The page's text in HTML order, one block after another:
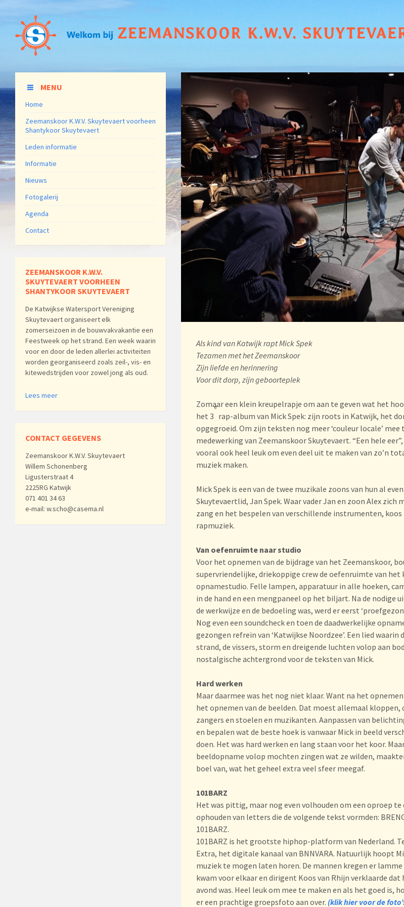
Als kind van Katwijk rapt Mick Spek
Tezamen met het Zeemanskoor
Zijn liefde en herinnering
Voor dit dorp, zijn geboorteplek
Zomaar een klein kreupelrapje om aan te geven wat het
het 3
e
rap-album van Mick Spek: zijn roots in Katwijk, het
opgegroeid. Om zijn teksten nog meer ‘couleur locale’ mee
medewerking van Zeemanskoor Skuytevaert. “Een hele
vooral ook heel leuk om even deel uit te maken van zo’n
muziek maken.
Mick Spek is een van de twee muzikale zoons van hun al
Skuytevaertlid, Jan Spek. Waar vader Jan en zoon Alex zich
zang en het bespelen van verschillende instrumenten, koos
rapmuziek.
Van oefenruimte naar studio
Voor het opnemen van de bijdrage van het Zeemanskoor,
supervriendelijke, driekoppige crew de oefenruimte van
opnamestudio. Felle lampen, apparatuur in alle hoeken,
in de hand en een mengpaneel op het biljart. Na de nodige
de werkwijze en de bedoeling was, werd er eerst
Nog even een soundcheck en toen de daadwerkelijke
gezongen refrein van ‘Katwijkse Noordzee’. Een lied waarin
strand, de vissers, storm en dreigende luchten volop aan
nostalgische achtergrond voor de teksten van Mick.
Hard werken
Maar daarmee was het nog niet klaar. Want na het
het opnemen van de beelden. Dat moest allemaal kloppen,
zangers en stoelen en muzikanten. Aanpassen van
en bepalen wat de beste hoek is vanwaar Mick in beeld
doen. Het was hard werken en lang staan voor het koor.
beeldopname volop mochten zingen wat ze wilden,
boel van, wat het geheel extra veel sfeer meegaf.
101BARZ
Het was pittig, maar nog even volhouden om een oproep te
ophouden van letters die de volgende tekst vormden:
101BARZ.
101BARZ is het grootste hiphop-platform van Nederland.
Extra, het digitale kanaal van BNNVARA. Natuurlijk hoopt
muziek te mogen laten horen. De mannen kregen er
kwam voor elkaar en dirigent Koos van Rhijn verklaarde dat
avond was. Heel leuk om mee te maken en als het goed is,
er een prachtige groepsfoto aan over. (klik hier voor de
MENU
Home
Zeemanskoor K.W.V. Skuytevaert voorheen
Shantykoor Skuytevaert
Leden informatie
Informatie
Nieuws
Fotogalerij
Agenda
Contact
ZEEMANSKOOR K.W.V.
SKUYTEVAERT VOORHEEN
SHANTYKOOR SKUYTEVAERT
De Katwijkse Watersport Vereniging
Skuytevaert organiseert elk
zomerseizoen in de bouwvakvakantie een
Feestweek op het strand. Een week waarin
voor en door de leden allerlei activiteiten
worden georganiseerd zoals zeil-, vis- en
kitewedstrijden voor zowel jong als oud.
Lees meer
CONTACT GEGEVENS
Zeemanskoor K.W.V. Skuytevaert
Willem Schonenberg
Ligusterstraat 4
2225RG Katwijk
071 401 34 63
e-mail: w.scho@casema.nl